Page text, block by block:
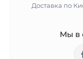
Доставка по
Мы в